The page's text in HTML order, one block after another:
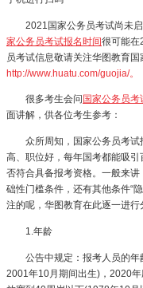
2021国家公务员考试尚未
家公务员考试报名时间很可能在
员考试信息敬请关注华图教育国
http://www.huatu.com/guojia/。
很多考生会问 国家公务员考
面讲解，供各位考生参考：
众所周知，国家公务员考
高、职位好，每年国考都能吸
否符合具备报考资格。一般来
础性门槛条件，还有其他条件“
注的呢，华图教育在此逐一进
1.年龄
公告中规定：报考人员的
2001年10月期间出生)，2020